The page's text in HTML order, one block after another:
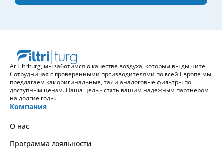
At Filtriturg, мы заботимся о качестве воздуха, которым вы дышите.
Сотрудничая с проверенными производителями по всей Европе мы
предлагаем как оригинальные, так и аналоговые фильтры по
доступным ценам. Наша цель - стать вашим надёжным партнером
на долгие годы.
Компания
О нас
Программа лояльности